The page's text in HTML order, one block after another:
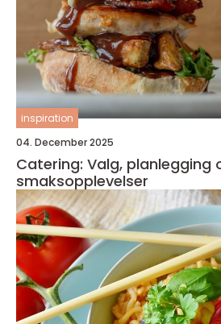
inspiration
04. December 2025
Catering: Valg, planlegging
smaksopplevelser